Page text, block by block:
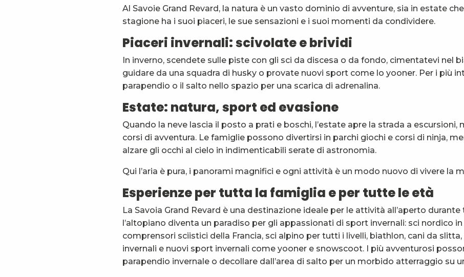
Al Savoie Grand Revard, la natura è un vasto dominio di avventure, sia in estate
stagione ha i suoi piaceri, le sue sensazioni e i suoi momenti da condividere.
Piaceri invernali: scivolate e brividi
In inverno, scendete sulle piste con gli sci da discesa o da fondo, cimentatevi nel
guidare da una squadra di husky o provate nuovi sport come lo yooner. Per i più
parapendio o il salto nello spazio per una scarica di adrenalina.
Estate: natura, sport ed evasione
Quando la neve lascia il posto a prati e boschi, l’estate apre la strada a
corsi di avventura. Le famiglie possono divertirsi in parchi giochi e corsi di ninja,
alzare gli occhi al cielo in indimenticabili serate di astronomia.
Qui l’aria è pura, i panorami magnifici e ogni attività è un modo nuovo di vivere la
Esperienze per tutta la famiglia e per tutte le età
La Savoia Grand Revard è una destinazione ideale per le attività all’aperto durante
l’altopiano diventa un paradiso per gli appassionati di sport invernali: sci nordico
comprensori sciistici della Francia, sci alpino per tutti i livelli, biathlon, cani da
invernali e nuovi sport invernali come yooner e snowscoot. I più avventurosi
parapendio invernale o decollare dall’area di salto per un morbido atterraggio su